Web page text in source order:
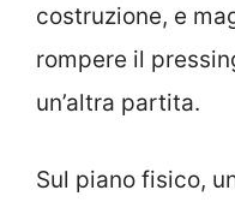
costruzione, e
rompere il
un’altra partita.
Sul piano fisico,